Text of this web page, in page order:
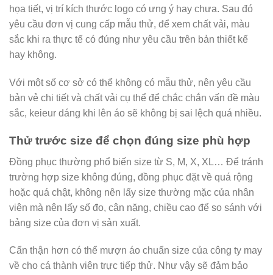
họa tiết, vị trí kích thước logo có ưng ý hay chưa. Sau đó
yêu cầu đơn vị cung cấp mẫu thử, để xem chất vải, màu
sắc khi ra thực tế có đúng như yêu cầu trên bản thiết kế
hay không.
Với một số cơ sở có thể không có mẫu thử, nên yêu cầu
bản vẻ chi tiết và chất vải cụ thể để chắc chắn vấn đề màu
sắc, keieur dáng khi lên áo sẽ không bị sai lệch quá nhiều.
Thử trước size để chọn đúng size phù hợp
Đồng phục thường phổ biến size từ S, M, X, XL… Để tránh
trường hợp size không đúng, đồng phục đặt về quá rộng
hoặc quá chật, không nên lấy size thường mặc của nhân
viên mà nên lấy số đo, cân nặng, chiều cao để so sánh với
bảng size của đơn vị sản xuất.
Cẩn thận hơn có thể mượn áo chuẩn size của công ty may
về cho cá thành viên trực tiếp thử. Như vậy sẽ đảm bảo